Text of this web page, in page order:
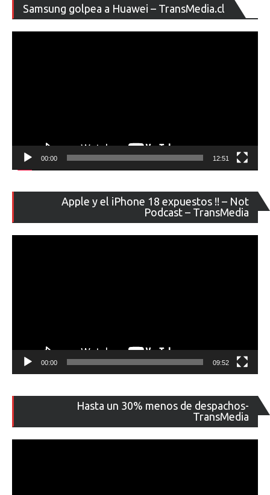
Samsung golpea a Huawei – TransMedia.cl
de
00:00 12:51
Apple y el iPhone 18 expuestos !! – Not
Podcast – TransMedia
de
00:00 09:52
Hasta un 30% menos de despachos-
TransMedia
de